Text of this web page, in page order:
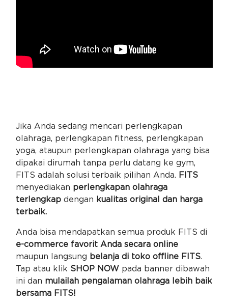
Jika Anda sedang mencari perlengkapan
olahraga, perlengkapan fitness, perlengkapan
yoga, ataupun perlengkapan olahraga yang bisa
dipakai dirumah tanpa perlu datang ke gym,
FITS adalah solusi terbaik pilihan Anda. FITS
menyediakan perlengkapan olahraga
terlengkapdengan kualitas original dan harga
terbaik.
Anda bisa mendapatkan semua produk FITS di
e-commerce favorit Anda secara online
maupun langsung belanja di toko offline FITS.
Tap atau klik SHOP NOW pada banner dibawah
ini dan mulailah pengalaman olahraga lebih baik
bersama FITS!